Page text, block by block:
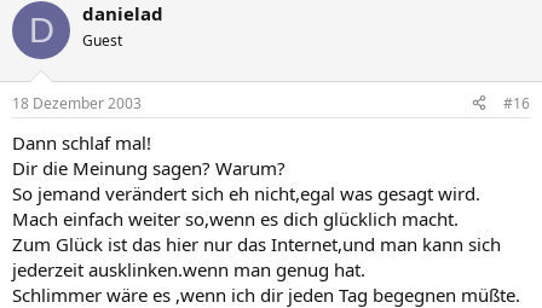
D danielad
Guest
18 Dezember 2003 #16
Dann schlaf mal!
Dir die Meinung sagen? Warum?
So jemand verändert sich eh nicht,egal was gesagt wird.
Mach einfach weiter so,wenn es dich glücklich macht.
Zum Glück ist das hier nur das Internet,und man kann sich
jederzeit ausklinken.wenn man genug hat.
Schlimmer wäre es ,wenn ich dir jeden Tag begegnen müßte.